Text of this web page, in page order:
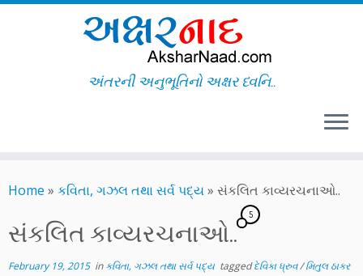
to
અંતરની અનુભૂતિનો અક્ષર ધ્વનિ..
Home » કવિતા, ગઝલ તથા સર્વ પદ્ય» સંકલિત કાવ્યરચનાઓ..
સંકલિત કાવ્યરચનાઓ..
5
February 19, 2015inકવિતા, ગઝલ તથા સર્વ પદ્ય taggedદેવિકા ધ્રુવ/મિતુલ ઠાકર